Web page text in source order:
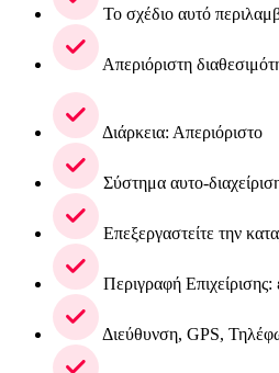
Το σχέδιο αυτό
Απεριόριστη
Διάρκεια: Απεριόριστο
Σύστημα αυτο-
Επεξεργαστείτε την
Περιγραφή Επιχείρισης:
Διεύθυνση, GPS,